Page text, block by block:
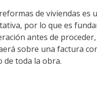
de viviendas es
por lo que es
antes de
sobre una factura
de toda la obra.